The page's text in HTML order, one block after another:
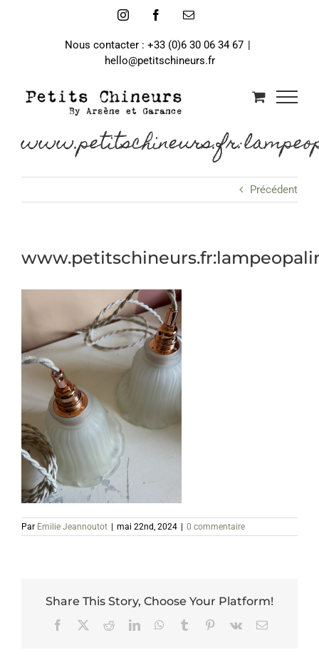
InstagramFacebookEmail
Nous contacter : +33 (0)6 30 06 34 67 |
hello@petitschineurs.fr
Précédent
Par Emilie Jeannoutot mai 22nd, 2024 0 commentaire
Share This Story, Choose Your Platform!
Facebook RedditLinkedInWhatsApp
Tumblr Pinterest
Vk Email